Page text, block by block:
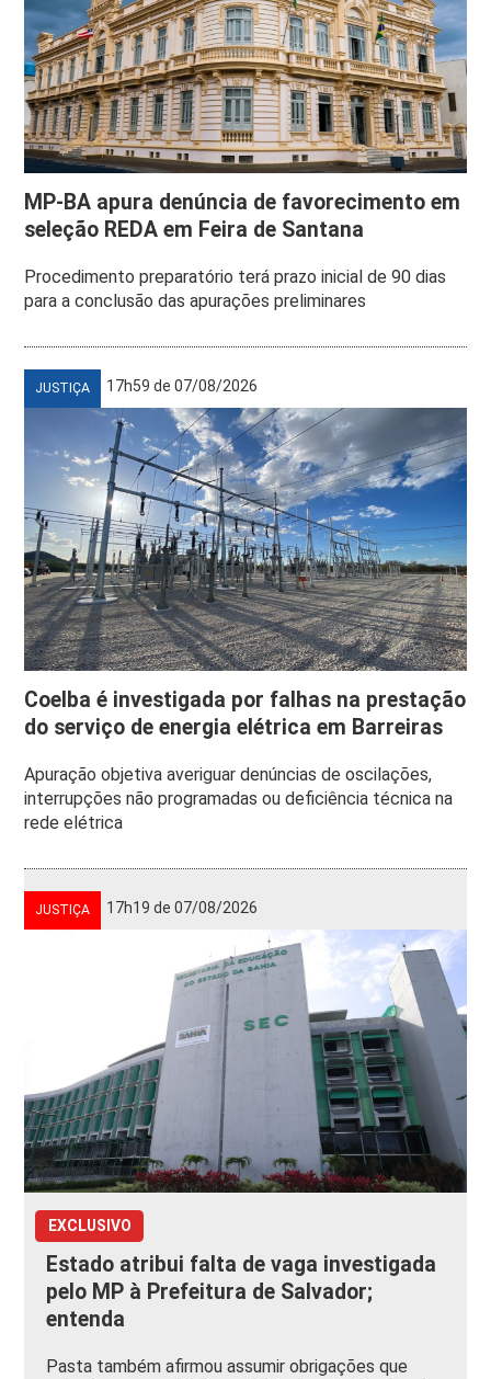
MP-BA apura denúncia de favorecimento em
seleção REDA em Feira de Santana
Procedimento preparatório terá prazo inicial de 90 dias
para a conclusão das apurações preliminares
JUSTIÇA 17h59 de 07/08/2026
Coelba é investigada por falhas na prestação
do serviço de energia elétrica em Barreiras
Apuração objetiva averiguar denúncias de oscilações,
interrupções não programadas ou deficiência técnica na
rede elétrica
JUSTIÇA 17h19 de 07/08/2026
EXCLUSIVO
Estado atribui falta de vaga investigada
pelo MP à Prefeitura de Salvador;
entenda
Pasta também afirmou assumir obrigações que